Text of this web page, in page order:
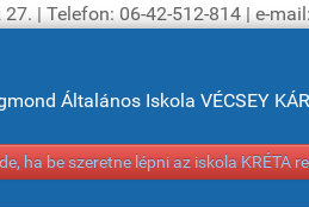
| Telefon: 06-42-512-814 | e-
Általános Iskola VÉCSEY
ha be szeretne lépni az iskola KRÉTA